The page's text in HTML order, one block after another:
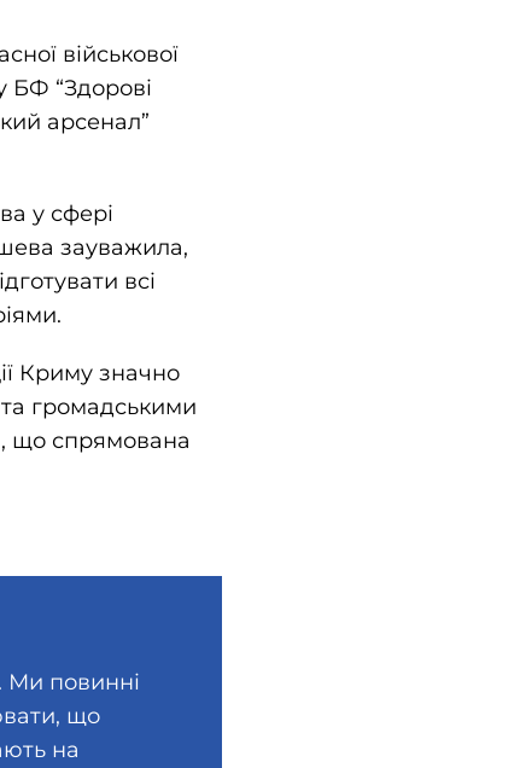
військової
БФ “Здорові
арсенал”
у сфері
зауважила,
всі
Криму значно
громадськими
що спрямована
Ми повинні
що
на